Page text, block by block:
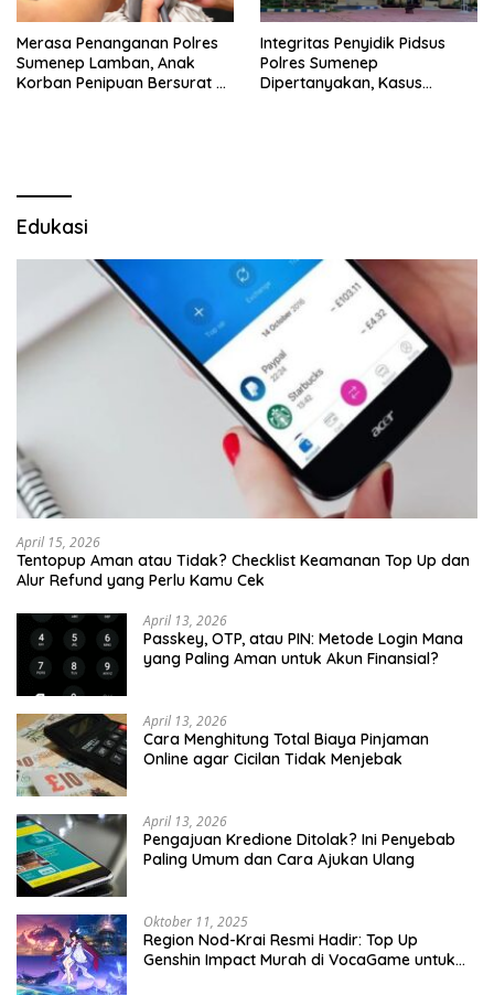
Merasa Penanganan Polres
Sumenep Lamban, Anak
Korban Penipuan Bersurat ke
Integritas Penyidik Pidsus
Polres Sumenep
Dipertanyakan, Kasus
Edukasi
April 15, 2026
Tentopup Aman atau Tidak? Checklist Keamanan Top Up dan
Alur Refund yang Perlu Kamu Cek
April 13, 2026
Passkey, OTP, atau PIN: Metode Login Mana
yang Paling Aman untuk Akun Finansial?
April 13, 2026
Cara Menghitung Total Biaya Pinjaman
Online agar Cicilan Tidak Menjebak
April 13, 2026
Pengajuan Kredione Ditolak? Ini Penyebab
Paling Umum dan Cara Ajukan Ulang
Oktober 11, 2025
Region Nod-Krai Resmi Hadir: Top Up
Genshin Impact Murah di VocaGame untuk